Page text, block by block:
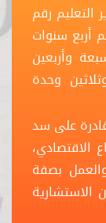
رقم
أربع سنوات
الطالب خلالها (47 ) سبعة وأربعين
وثلاثين وحدة
على سد
بصفة
الاستشارية